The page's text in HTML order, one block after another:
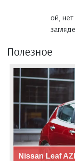
ой,
Полезное
Nissan Leaf